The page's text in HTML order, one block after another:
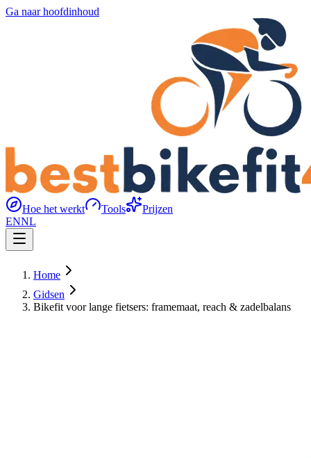
Ga naar hoofdinhoud
Hoe het werkt Tools
Prijzen
ENNL
Home
Gidsen
Bikefit voor lange fietsers: framemaat, reach & zadelbalans